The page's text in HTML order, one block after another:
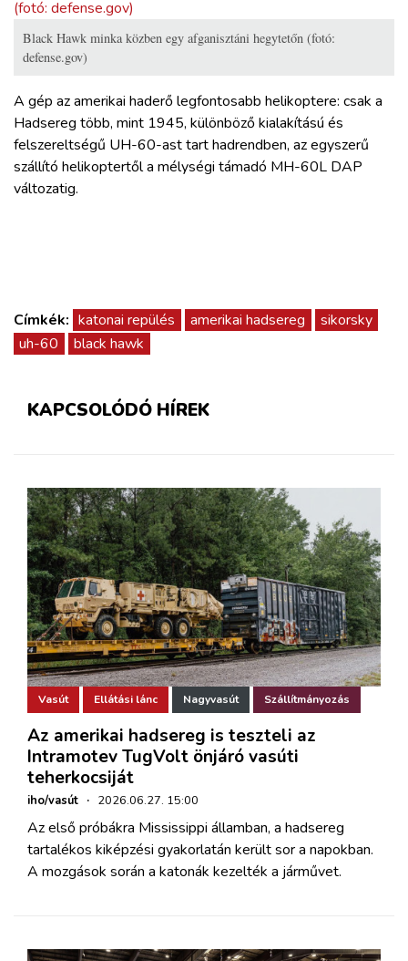
Black Hawk minka közben egy afganisztáni hegytetőn (fotó:
defense.gov)
A gép az amerikai haderő legfontosabb helikoptere: csak a
Hadsereg több, mint 1945, különböző kialakítású és
felszereltségű UH-60-ast tart hadrendben, az egyszerű
szállító helikoptertől a mélységi támadó MH-60L DAP
változatig.
Címkék: katonai repülés amerikai hadsereg
sikorsky
uh-60
black hawk
KAPCSOLÓDÓ HÍREK
Vasút Ellátási lánc Nagyvasút Szállítmányozás
Az amerikai hadsereg is teszteli az
Intramotev TugVolt önjáró vasúti
teherkocsiját
iho/vasút · 2026.06.27. 15:00
Az első próbákra Mississippi államban, a hadsereg
tartalékos kiképzési gyakorlatán került sor a napokban.
A mozgások során a katonák kezelték a járművet.